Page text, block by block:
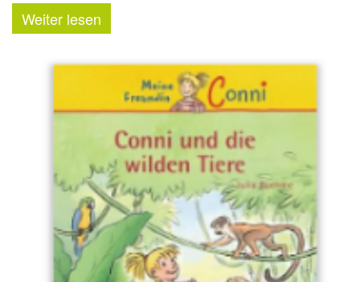
Weiter lesen